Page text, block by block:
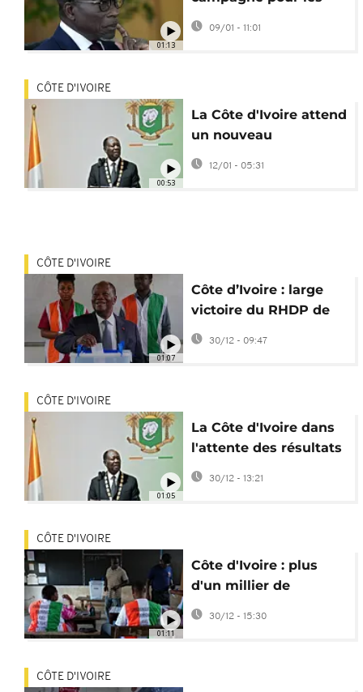
01:13
élections législatives
et locales
09/01 - 11:01
00:53
CÔTE D'IVOIRE
La Côte d'Ivoire attend
un nouveau
gouvernement après
les législatives
12/01 - 05:31
01:07
CÔTE D'IVOIRE
Côte d’Ivoire : large
victoire du RHDP de
Ouattara aux
législatives
30/12 - 09:47
01:05
CÔTE D'IVOIRE
La Côte d'Ivoire dans
l'attente des résultats
des législatives
30/12 - 13:21
01:11
CÔTE D'IVOIRE
Côte d'Ivoire : plus
d'un millier de
candidats aux
30/12 - 15:30
CÔTE D'IVOIRE